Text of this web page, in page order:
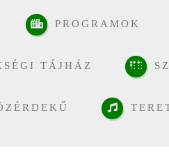
PROGRAMOK
TÁJHÁZ